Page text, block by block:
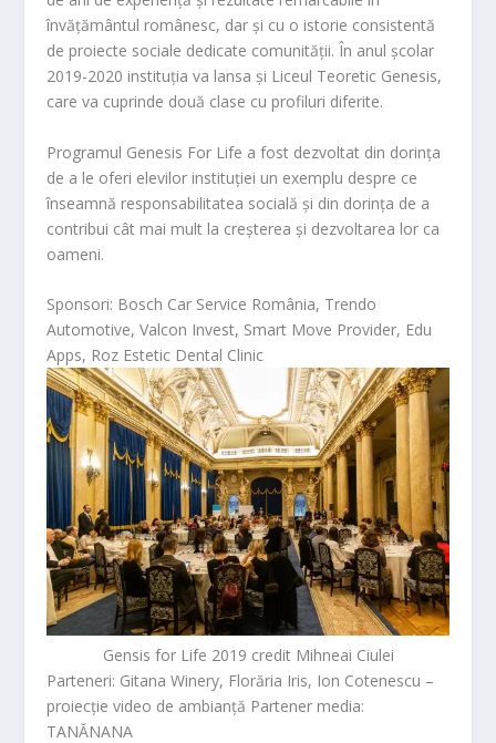
învățământul românesc, dar și cu o istorie consistentă
de proiecte sociale dedicate comunității. În anul școlar
2019-2020 instituția va lansa și Liceul Teoretic Genesis,
care va cuprinde două clase cu profiluri diferite.
Programul Genesis For Life a fost dezvoltat din dorința
de a le oferi elevilor instituției un exemplu despre ce
înseamnă responsabilitatea socială și din dorința de a
contribui cât mai mult la creșterea și dezvoltarea lor ca
oameni.
Sponsori: Bosch Car Service România, Trendo
Automotive, Valcon Invest, Smart Move Provider, Edu
Apps, Roz Estetic Dental Clinic
Gensis for Life 2019 credit Mihneai Ciulei
Parteneri: Gitana Winery, Florăria Iris, Ion Cotenescu –
proiecție video de ambianță Partener media:
TANĂNANA